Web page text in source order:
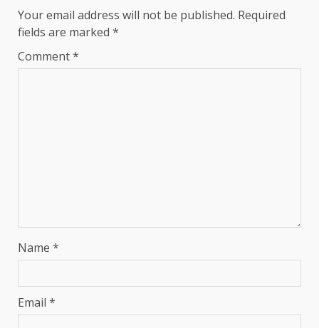
Your email address will not be published. Required
fields are marked *
Comment*
Name *
Email *